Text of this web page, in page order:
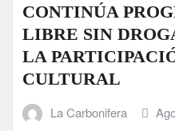
CONTINÚA
LIBRE SIN
LA
CULTURAL
La Carbonifera